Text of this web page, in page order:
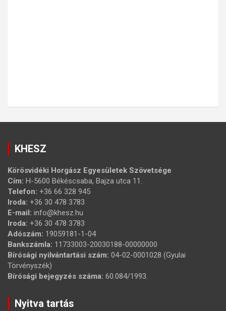
KHESZ
Körösvidéki Horgász Egyesületek Szövetsége
Cím: H-5600 Békéscsaba, Bajza utca 11.
Telefon: +36 66 328 945
Iroda: +36 30 478 3783
E-mail: info@khesz.hu
Iroda: +36 30 478 3783
Adószám: 19059181-1-04
Bankszámla: 11733003-20030188-00000000
Bírósági nyilvántartási szám: 04-02-0001028 (Gyulai
Törvényszék)
Bírósági bejegyzés száma: 60.084/1993.
Nyitva tartás